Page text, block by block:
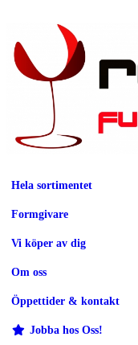
Hela sortimentet
Formgivare
Vi köper av dig
Om oss
Öppettider & kontakt
Jobba hos Oss!